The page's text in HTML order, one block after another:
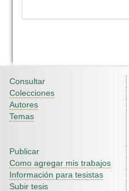
Consultar
Colecciones
Autores
Temas
Publicar
Como agregar mis trabajos
Información para tesistas
Subir tesis